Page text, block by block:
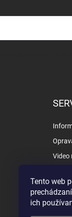
Tento web
ich
Video